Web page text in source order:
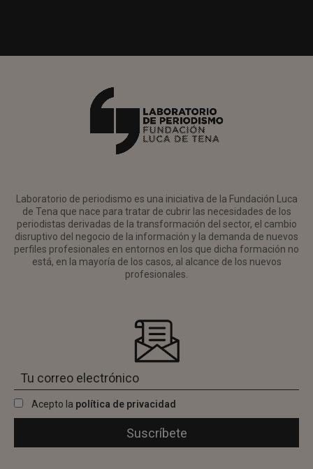
Laboratorio de periodismo es una iniciativa de la Fundación Luca
de Tena que nace para tratar de cubrir las necesidades de los
periodistas derivadas de la transformación del sector, el cambio
disruptivo del negocio de la información y la demanda de nuevos
perfiles profesionales en entornos en los que dicha formación no
está, en la mayoría de los casos, al alcance de los nuevos
profesionales.
Acepto la política de privacidad